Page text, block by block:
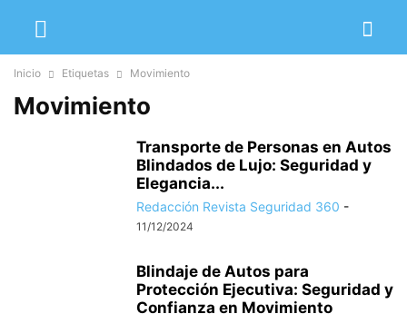
Inicio Etiquetas Movimiento
Movimiento
Transporte de Personas en Autos
Blindados de Lujo: Seguridad y
Elegancia...
Redacción Revista Seguridad 360 -
11/12/2024
Blindaje de Autos para
Protección Ejecutiva: Seguridad y
Confianza en Movimiento